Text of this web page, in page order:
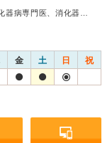
器病専門医、消化器…
金 土 日 祝